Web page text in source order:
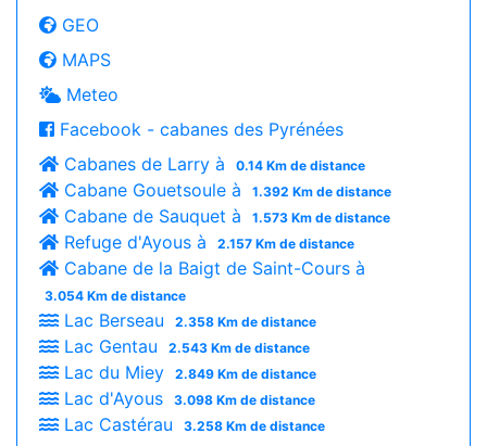
GEO
MAPS
Meteo
Facebook - cabanes des Pyrénées
Cabanes de Larry à
0.14 Km de distance
Cabane Gouetsoule à 1.392 Km de distance
Cabane de Sauquet à 1.573 Km de distance
Refuge d'Ayous à 2.157 Km de distance
Cabane de la Baigt de Saint-Cours à
3.054 Km de distance
Lac Berseau 2.358 Km de distance
Lac Gentau 2.543 Km de distance
Lac du Miey 2.849 Km de distance
Lac d'Ayous 3.098 Km de distance
Lac Castérau 3.258 Km de distance